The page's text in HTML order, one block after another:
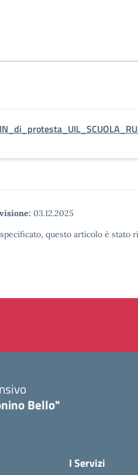
03.12.2025
questo articolo è
Bello"
I Servizi